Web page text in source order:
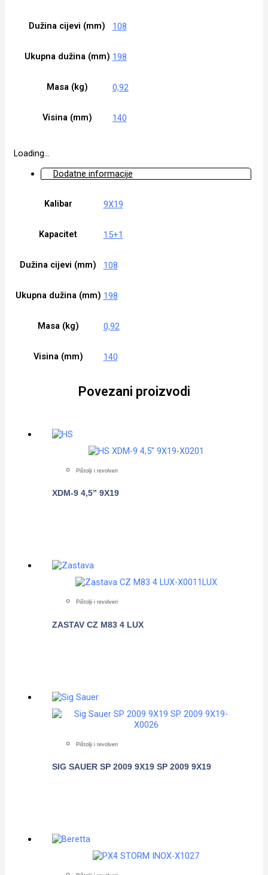
Dužina cijevi (mm) 108
Ukupna dužina (mm) 198
Masa (kg) 0,92
Visina (mm) 140
Loading...
Dodatne informacije
Kalibar 9X19
Kapacitet 15+1
Dužina cijevi (mm) 108
Ukupna dužina (mm) 198
Masa (kg) 0,92
Visina (mm) 140
Povezani proizvodi
Pištolji i revolveri
XDM-9 4,5” 9X19
Pištolji i revolveri
ZASTAV CZ M83 4 LUX
Pištolji i revolveri
SIG SAUER SP 2009 9X19 SP 2009 9X19